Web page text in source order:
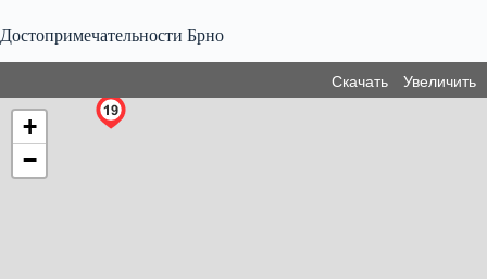
Достопримечательности Брно
Скачать Увеличить